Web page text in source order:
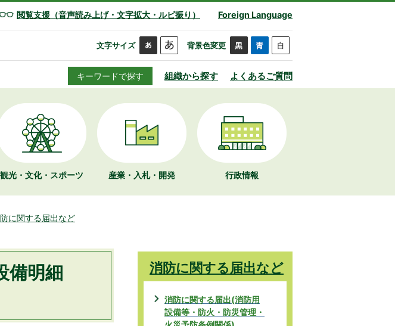
閲覧支援（音声読み上げ・文字拡大・ルビ振り） Foreign Language
文字サイズ 背景色変更
キーワードで探す 組織から探す よくあるご質問
観光・文化・ スポーツ 産業・入札・開発 行政情報
に関する届出など
備明細
消防に関する届出など
消防に関する届出(消防用
設備等・防火・防災管理・